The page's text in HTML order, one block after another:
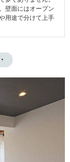
壁面にはオープン
用途で分けて上手